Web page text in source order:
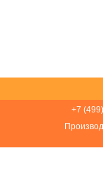
+7